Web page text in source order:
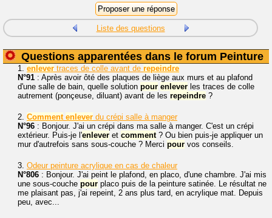
Liste des questions
Questions apparentées dans le forum Peinture
1. enlever traces de colle avant de repeindre
N°91 : Après avoir ôté des plaques de liège aux murs et au plafond
d'une salle de bain, quelle solution pour enlever les traces de colle
autrement (ponçeuse, diluant) avant de les repeindre ?
2. Comment enlever du crépi salle à manger
N°96 : Bonjour. J'ai un crépi dans ma salle à manger. C'est un crépi
extérieur. Puis-je l'enlever et comment? Ou bien puis-je appliquer un
mur d'autrefois sans sous-couche ? Merci pour vos conseils.
3. Odeur peinture acrylique en cas de chaleur
N°806 : Bonjour. J'ai peint le plafond, en placo, d'une chambre. J'ai mis
une sous-couche pour placo puis de la peinture satinée. Le résultat ne
me plaisant pas, j'ai repeint, 2 ans plus tard, en acrylique mat. Depuis
peu, avec...